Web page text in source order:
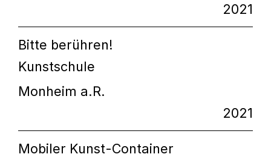
2021
Bitte berühren!
Kunstschule
Monheim a.R.
2021
Mobiler Kunst-Container